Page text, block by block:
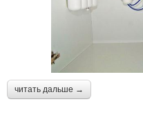
читать дальше →